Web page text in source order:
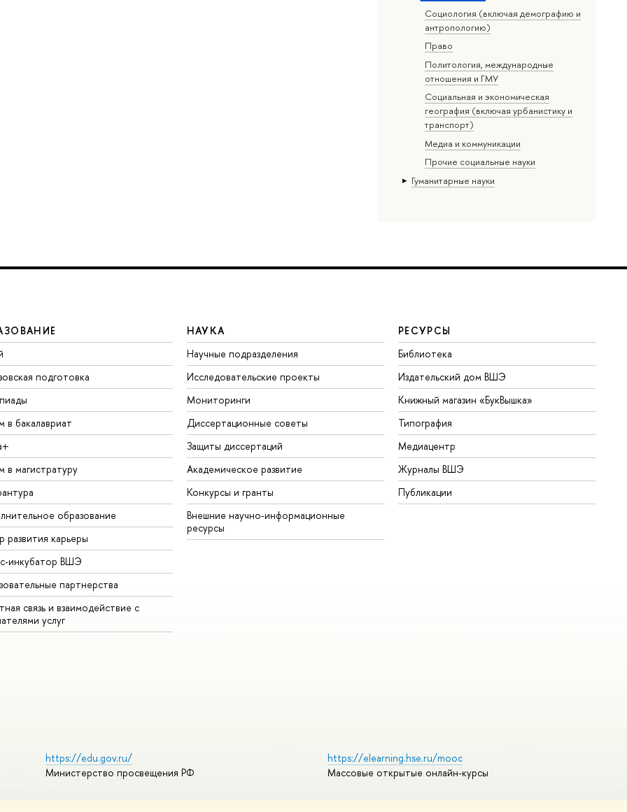
Социология (включая демографию и
антропологию)
Право
Политология, международные
отношения и ГМУ
Социальная и экономическая
география (включая урбанистику и
транспорт)
Медиа и коммуникации
Прочие социальные науки
Гуманитарные науки
подготовка
в бакалавриат
в магистратуру
образование
развития карьеры
инкубатор ВШЭ
партнерства
связь и взаимодействие с
услуг
НАУКА
Научные подразделения
Исследовательские проекты
Мониторинги
Диссертационные советы
Защиты диссертаций
Академическое развитие
Конкурсы и гранты
Внешние научно-информационные
ресурсы
РЕСУРСЫ
Библиотека
Издательский дом ВШЭ
Книжный магазин «БукВышка»
Типография
Медиацентр
Журналы ВШЭ
Публикации
https://edu.gov.ru/
Министерство просвещения РФ
https://elearning.hse.ru/mooc
Массовые открытые онлайн-курсы